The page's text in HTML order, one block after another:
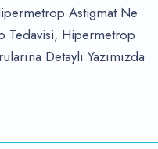
Astigmat Ne
Tedavisi, Hipermetrop
Detaylı Yazımızda